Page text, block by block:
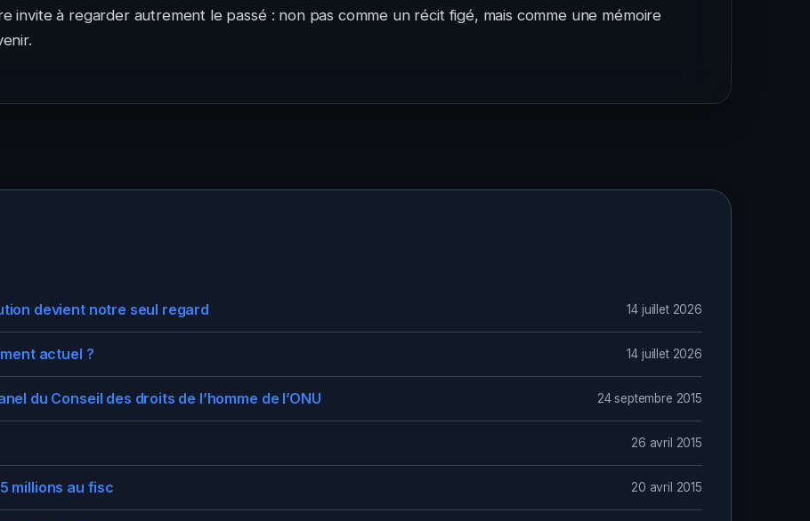
invite à regarder autrement le passé : non pas comme un récit figé, mais comme une mémoire
devient notre seul regard 14 juillet 2026
actuel ? 14 juillet 2026
du Conseil des droits de l’homme de l’ONU 24 septembre 2015
26 avril 2015
millions au fisc 20 avril 2015